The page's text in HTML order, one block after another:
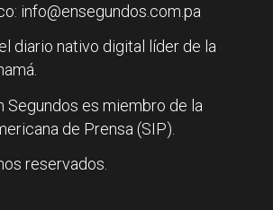
info@ensegundos.com.pa
diario nativo digital líder de la
Segundos es miembro de la
de Prensa (SIP).
reservados.